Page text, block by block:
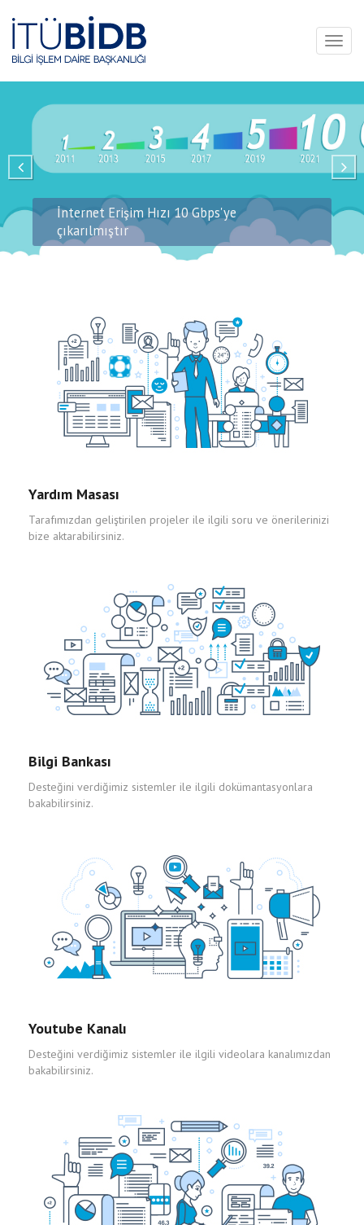
İnternet Erişim Hızı 10 Gbps'ye
çıkarılmıştır
Yardım Masası
Tarafımızdan geliştirilen projeler ile ilgili soru ve önerilerinizi
bize aktarabilirsiniz.
Bilgi Bankası
Desteğini verdiğimiz sistemler ile ilgili dokümantasyonlara
bakabilirsiniz.
Youtube Kanalı
Desteğini verdiğimiz sistemler ile ilgili videolara kanalımızdan
bakabilirsiniz.